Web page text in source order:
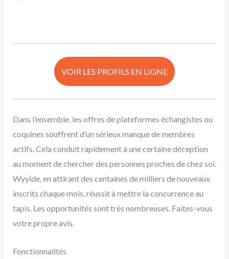
VOIR LES PROFILS EN LIGNE
Dans l’ensemble, les offres de plateformes échangistes ou
coquines souffrent d’un sérieux manque de membres
actifs. Cela conduit rapidement à une certaine déception
au moment de chercher des personnes proches de chez soi.
Wyylde, en attirant des centaines de milliers de nouveaux
inscrits chaque mois, réussit à mettre la concurrence au
tapis. Les opportunités sont très nombreuses. Faites-vous
votre propre avis.
Fonctionnalités